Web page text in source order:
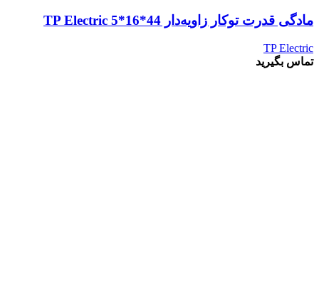
مادگی قدرت توکار زاویه‌دار 44*16*5 TP Electric
TP Electric
تماس بگیرید